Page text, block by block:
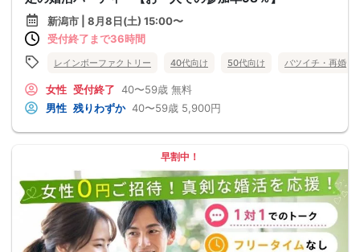
新潟市 | 8月8日(土) 15:00〜
受付終了まで36時間
レインボーファクトリー 40代向け 50代向け バツイチ・再婚
女性 受付終了 40〜59歳 無料
男性 残りわずか 40〜59歳 5,900円
早割中！